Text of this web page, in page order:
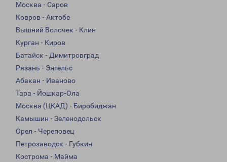
Москва - Саров
Ковров - Актобе
Вышний Волочек - Клин
Курган - Киров
Батайск - Димитровград
Рязань - Энгельс
Абакан - Иваново
Тара - Йошкар-Ола
Москва (ЦКАД) - Биробиджан
Камышин - Зеленодольск
Орел - Череповец
Петрозаводск - Губкин
Кострома - Майма